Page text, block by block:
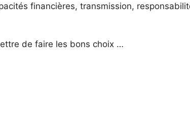
financières, transmission,
de faire les bons choix …